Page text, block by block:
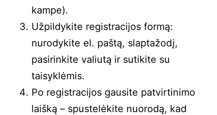
kampe).
Užpildykite registracijos formą:
nurodykite el. paštą, slaptažodį,
pasirinkite valiutą ir sutikite su
taisyklėmis.
Po registracijos gausite patvirtinimo
laišką – spustelėkite nuorodą, kad